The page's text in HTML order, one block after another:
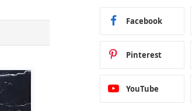
Facebook
Pinterest
YouTube